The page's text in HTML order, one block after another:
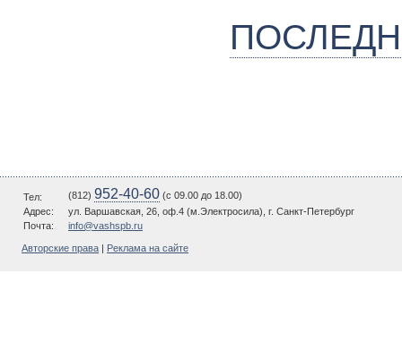
Тел: (812) 952-40-60 (c 09.00 до 18.00)
Адрес:
ул. Варшавская, 26, оф.4 (м.Электросила), г. Санкт-Петербург
Почта:
info@vashspb.ru
Авторские права Реклама на сайте